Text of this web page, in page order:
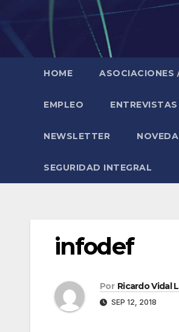
HOME ASOCIACIONES
EMPLEO ENTREVISTAS
NEWSLETTER
SEGURIDAD INTEGRAL
infodef
Por Ricardo Vidal
SEP 12, 2018